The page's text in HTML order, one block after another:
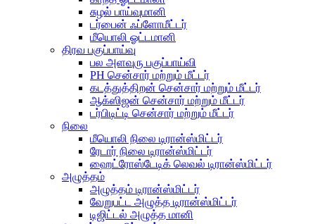
சுழல் பாய்வுமானி
டர்பைன் ஃப்ளோமீட்டர்
மீயொலி ஓட்டமானி
திரவ பகுப்பாய்வு
பல அளவுரு பகுப்பாய்வி
PH சென்சார் மற்றும் மீட்டர்
கடத்துத்திறன் சென்சார் மற்றும் மீட்டர்
ஆக்ஸிஜன் சென்சார் மற்றும் மீட்டர்
டர்பிடிட்டி சென்சார் மற்றும் மீட்டர்
நிலை
மீயொலி நிலை டிரான்ஸ்மிட்டர்
ரேடார் நிலை டிரான்ஸ்மிட்டர்
ஹைட்ரோஸ்டேடிக் லெவல் டிரான்ஸ்மிட்டர்
அழுத்தம்
அழுத்தம் டிரான்ஸ்மிட்டர்
வேறுபட்ட அழுத்த டிரான்ஸ்மிட்டர்
டிஜிட்டல் அழுத்த மானி